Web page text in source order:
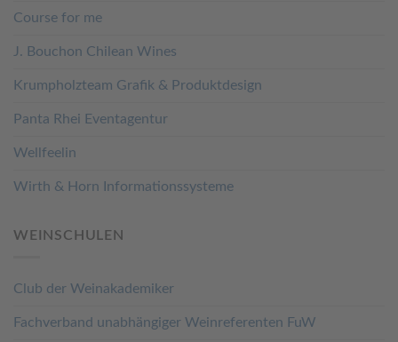
Course for me
J. Bouchon Chilean Wines
Krumpholzteam Grafik & Produktdesign
Panta Rhei Eventagentur
Wellfeelin
Wirth & Horn Informationssysteme
WEINSCHULEN
Club der Weinakademiker
Fachverband unabhängiger Weinreferenten FuW